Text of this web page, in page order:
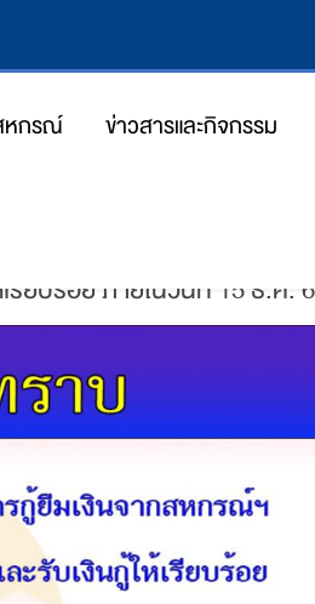
หกรณ์ ข่าวสารและกิจกรรม
รียบร้อย ภายในวันที่ 15 ธ.ค.